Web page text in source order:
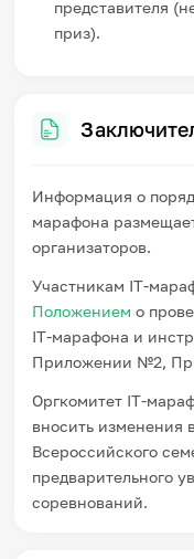
представителя
приз).
Информация о
марафона
организаторов.
Участникам IT-
Положением о
IT-марафона и
Приложении №2,
Оргкомитет IT-
вносить изменения
Всероссийского
предварительного
соревнований.